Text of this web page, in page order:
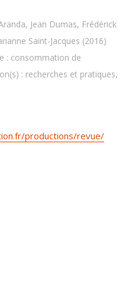
Jean Dumas, Frédérick
Saint-Jacques (2016)
: consommation de
: recherches et pratiques,
productions/revue/